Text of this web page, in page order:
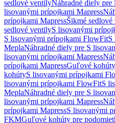
sedlové ventilyNáhradné diely pre
lisovanými prípojkami Mapress
prípojkami MapressŠikmé
sedlové ventilyS lisovanými
S lisovanými prípojkami FlowFitS
MeplaNáhradné diely pre S
lisovanými prípojkami Mapress
prípojkami MapressGuľové kohúty
kohútyS lisovanými prípojkami
lisovanými prípojkami FlowFitS
MeplaNáhradné diely pre S
lisovanými prípojkami Mapress
prípojkami MapressS lisovanými
FKMGuľové kohúty pre